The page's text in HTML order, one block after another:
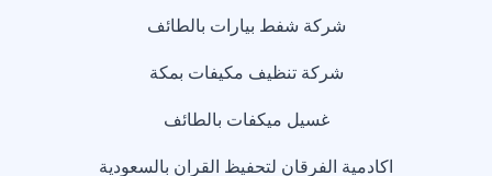
شركة شفط بيارات بالطائف
شركة تنظيف مكيفات بمكة
غسيل ميكفات بالطائف
اكادمية الفرقان لتحفيظ القران بالسعودية